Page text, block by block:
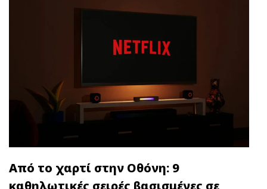
Από το χαρτί στην Οθόνη: 9
καθηλωτικές σειρές βασισμένες σε